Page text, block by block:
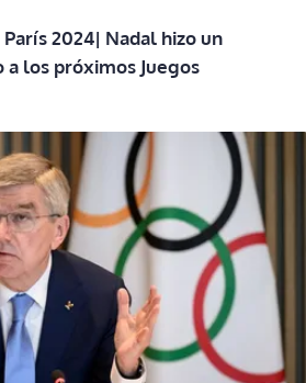
París 2024| Nadal hizo un
a los próximos Juegos